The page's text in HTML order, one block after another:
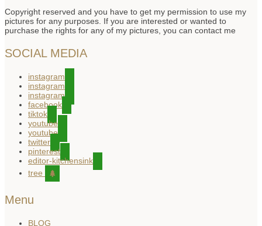
Copyright reserved and you have to get my permission to use my
pictures for any purposes. If you are interested or wanted to
purchase the rights for any of my pictures, you can contact me
SOCIAL MEDIA
instagram
instagram
instagram
facebook
tiktok
youtube
youtube
twitter
pinterest
editor-kitchensink
tree
Menu
BLOG